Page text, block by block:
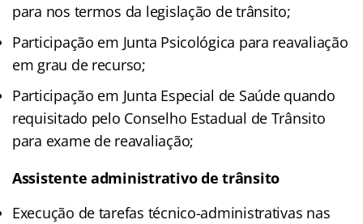
para nos termos da legislação de trânsito;
Participação em Junta Psicológica para reavaliação
em grau de recurso;
Participação em Junta Especial de Saúde quando
requisitado pelo Conselho Estadual de Trânsito
para exame de reavaliação;
Assistente administrativo de trânsito
Execução de tarefas técnico-administrativas nas